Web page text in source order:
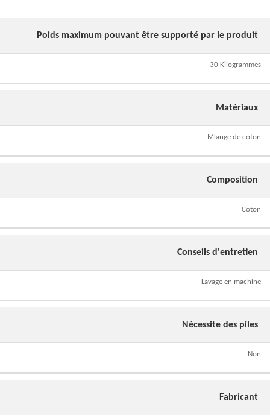
Poids maximum pouvant être supporté par le produit
30 Kilogrammes
Matériaux
Mlange de coton
Composition
Coton
Conseils d'entretien
Lavage en machine
Nécessite des piles
Non
Fabricant